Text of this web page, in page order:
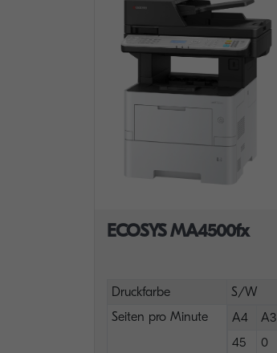
ECOSYS MA4500fx
Druckfarbe
S/W
Seiten pro Minute
A4
A3
45
0